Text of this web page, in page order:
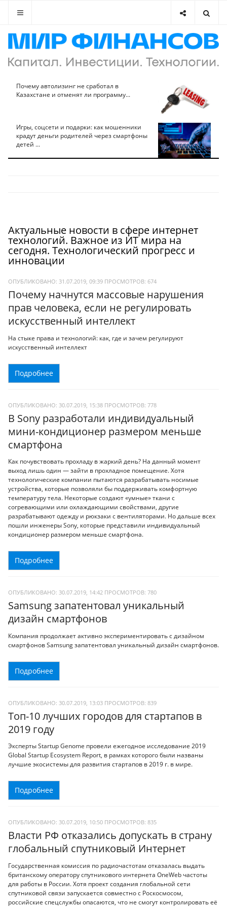
Почему автолизинг не сработал в
Казахстане и отменят ли программу...
Игры, соцсети и подарки: как мошенники
крадут деньги родителей через смартфоны
детей ...
Актуальные новости в сфере интернет
технологий. Важное из ИТ мира на
сегодня. Технологический прогресс и
инновации
ОПУБЛИКОВАНО: 31.07.2019, 09:39 ПРОСМОТРОВ: 674
Почему начнутся массовые нарушения
прав человека, если не регулировать
искусственный интеллект
На стыке права и технологий: как, где и зачем регулируют
искусственный интеллект
Подробнее
ОПУБЛИКОВАНО: 30.07.2019, 15:38 ПРОСМОТРОВ: 778
В Sony разработали индивидуальный
мини-кондиционер размером меньше
смартфона
Как почувствовать прохладу в жаркий день? На данный момент
выход лишь один — зайти в прохладное помещение. Хотя
технологические компании пытаются разрабатывать носимые
устройства, которые позволяли бы поддерживать комфортную
температуру тела. Некоторые создают «умные» ткани с
согревающими или охлаждающими свойствами, другие
разрабатывают одежду и рюкзаки с вентиляторами. Но дальше всех
пошли инженеры Sony, которые представили индивидуальный
кондиционер размером меньше смартфона.
Подробнее
ОПУБЛИКОВАНО: 30.07.2019, 14:42 ПРОСМОТРОВ: 780
Samsung запатентовал уникальный
дизайн смартфонов
Компания продолжает активно экспериментировать с дизайном
смартфонов Samsung запатентовал уникальный дизайн смартфонов.
Подробнее
ОПУБЛИКОВАНО: 30.07.2019, 13:03 ПРОСМОТРОВ: 839
Топ-10 лучших городов для стартапов в
2019 году
Эксперты Startup Genome провели ежегодное исследование 2019
Global Startup Ecosystem Report, в рамках которого были названы
лучшие экосистемы для развития стартапов в 2019 г. в мире.
Подробнее
ОПУБЛИКОВАНО: 30.07.2019, 10:50 ПРОСМОТРОВ: 835
Власти РФ отказались допускать в страну
глобальный спутниковый Интернет
Государственная комиссия по радиочастотам отказалась выдать
британскому оператору спутникового интернета OneWeb частоты
для работы в России. Хотя проект создания глобальной сети
спутниковой связи запускается совместно с Роскосмосом,
российские спецслужбы опасаются, что не смогут контролировать её